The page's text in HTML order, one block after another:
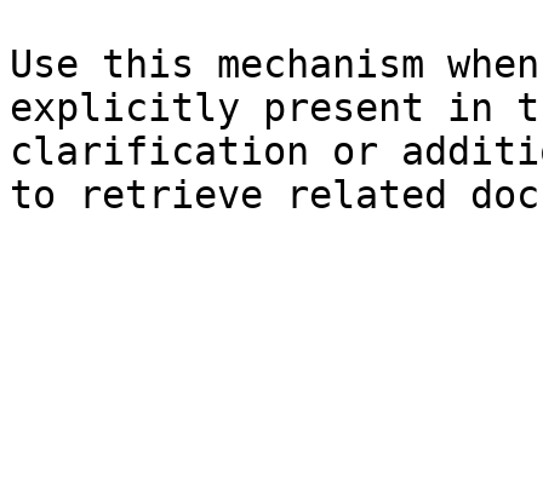
Use this mechanism
explicitly present in
clarification or